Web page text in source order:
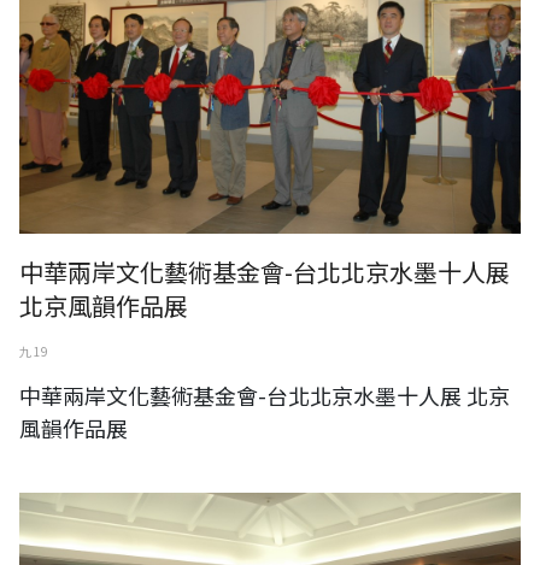
中華兩岸文化藝術基金會-台北北京水墨十人展
北京風韻作品展
九 19
中華兩岸文化藝術基金會-台北北京水墨十人展 北京
風韻作品展
中華兩岸文化藝術基金會-中華魂‧寶島情 華辰藝術采風之旅寫生作品展